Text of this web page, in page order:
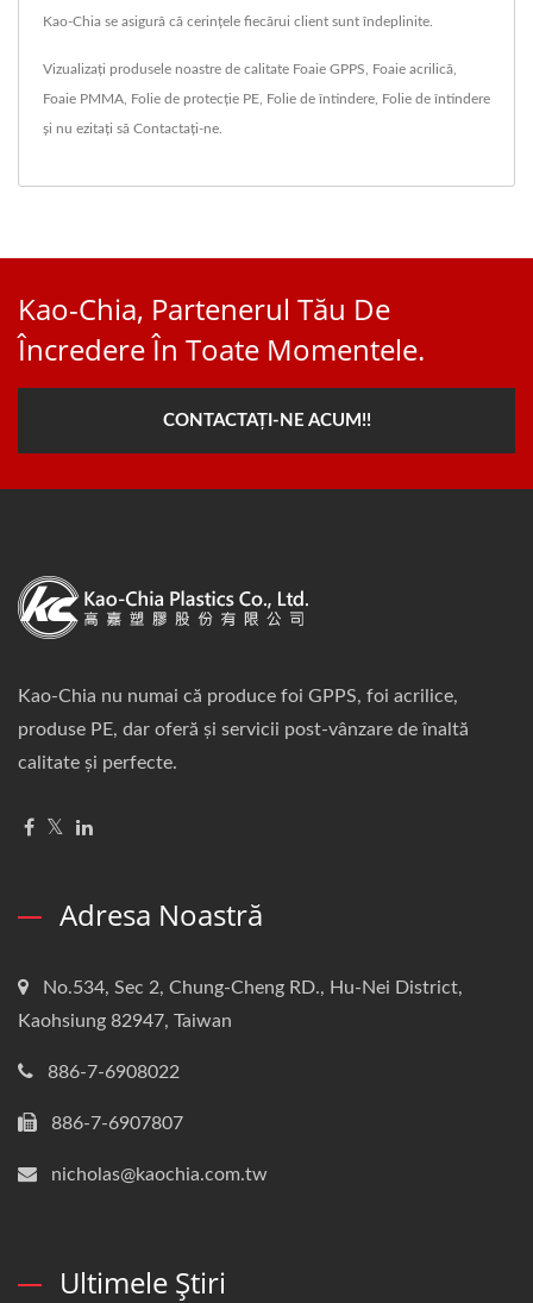
Kao-Chia se asigură că cerințele fiecărui client sunt îndeplinite.
Vizualizați produsele noastre de calitate Foaie GPPS Foaie acrilică
Foaie PMMA Folie de protecție PE Folie de întindere Folie de întindere
și nu ezitați să Contactați-ne
Kao-Chia, Partenerul Tău De
Încredere În Toate Momentele.
CONTACTAȚI-NE ACUM!!
Kao-Chia nu numai că produce foi GPPS, foi acrilice,
produse PE, dar oferă și servicii post-vânzare de înaltă
calitate și perfecte.
Adresa Noastră
No.534, Sec 2, Chung-Cheng RD., Hu-Nei District,
Kaohsiung 82947, Taiwan
886-7-6908022
886-7-6907807
nicholas@kaochia.com.tw
Ultimele Știri